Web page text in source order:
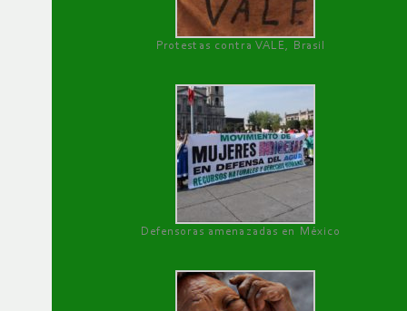
Protestas contra VALE, Brasil
Defensoras amenazadas en México